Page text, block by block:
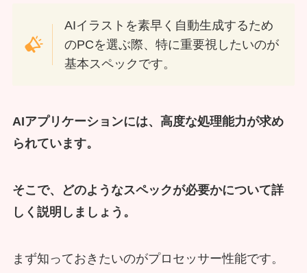
AIイラストを素早く自動生成するため
のPCを選ぶ際、特に重要視したいのが
基本スペックです。
AIアプリケーションには、高度な処理能力が求め
られています。
そこで、どのようなスペックが必要かについて詳
しく説明しましょう。
まず知っておきたいのがプロセッサー性能です。